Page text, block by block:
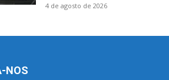
4 de agosto de 2026
NOS